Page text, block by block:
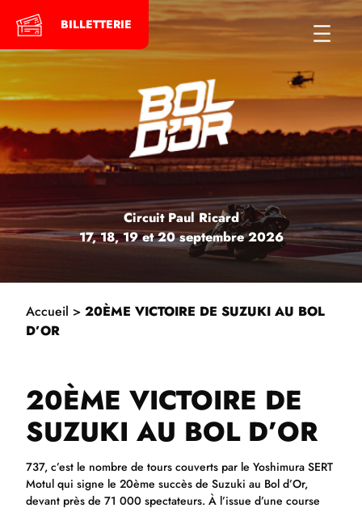
content
Circuit Paul Ricard
17, 18, 19 et 20 septembre 2026
BILLETTERIE
Accueil > 20ÈME VICTOIRE DE SUZUKI AU BOL
D’OR
20ÈME VICTOIRE DE
SUZUKI AU BOL D’OR
737, c’est le nombre de tours couverts par le Yoshimura SERT
Motul qui signe le 20ème succès de Suzuki au Bol d’Or,
devant près de 71 000 spectateurs. À l’issue d’une course